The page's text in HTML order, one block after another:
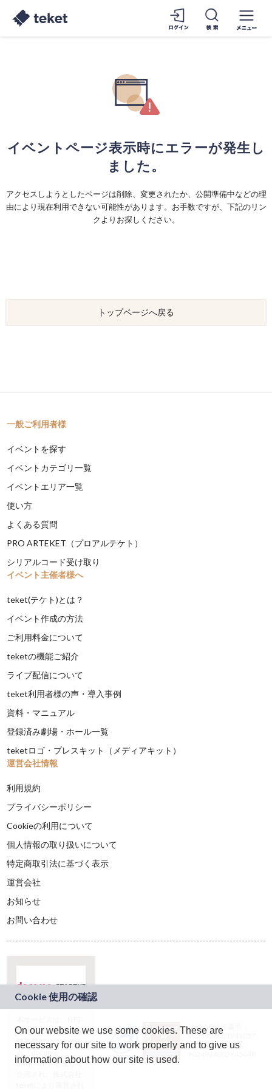
イベントページ表示時にエラーが発生し
ました。
アクセスしようとしたページは削除、変更されたか、公開準備中などの理
由により現在利用できない可能性があります。お手数ですが、下記のリン
クよりお探しください。
トップページへ戻る
一般ご利用者様
イベントを探す
イベントカテゴリ一覧
イベントエリア一覧
使い方
よくある質問
PRO ARTEKET（プロアルテケト）
シリアルコード受け取り
イベント主催者様へ
teket(テケト)とは？
イベント作成の方法
ご利用料金について
teketの機能ご紹介
ライブ配信について
teket利用者様の声・導入事例
資料・マニュアル
登録済み劇場・ホール一覧
teketロゴ・プレスキット（メディアキット）
運営会社情報
利用規約
プライバシーポリシー
Cookieの利用について
個人情報の取り扱いについて
特定商取引法に基づく表示
運営会社
お知らせ
お問い合わせ
ドコモグループの新
規事業創出プログラ
ム「docomo
STARTUP」を通じて
JASRAC許諾番号：
9024936001Y45037
JASRAC許諾番号：
On our website we use some cookies. These are
necessary for our site to work properly and to give us
information about how our site is used.